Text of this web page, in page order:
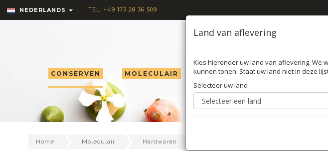
NEDERLANDS TEL. +49 173 28 36 509
CONSERVEN MOLECULAIR TRUFFEL
Home Moleculair Hardwaren Doek pastilles, de doeken
Land van aflevering
Kies hieronder uw land van aflevering. We
kunnen tonen. Staat uw land niet in deze
Selecteer uw land